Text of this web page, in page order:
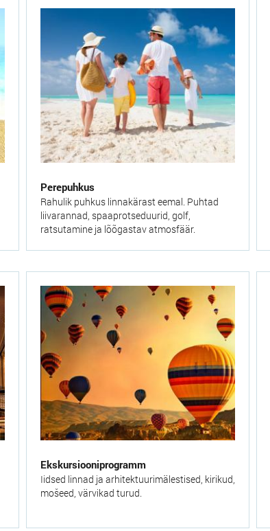
Perepuhkus
Rahulik puhkus linnakärast eemal. Puhtad
liivarannad, spaaprotseduurid, golf,
ratsutamine ja lõõgastav atmosfäär.
Ekskursiooniprogramm
Iidsed linnad ja arhitektuurimälestised, kirikud,
mošeed, värvikad turud.